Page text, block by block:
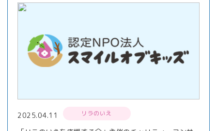
2025.04.11 リラのいえ